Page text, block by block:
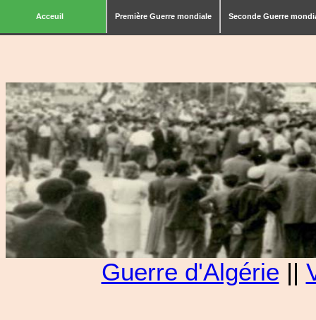
Acceuil Première Guerre mondiale Seconde Guerre
Guerre d'Algérie ||